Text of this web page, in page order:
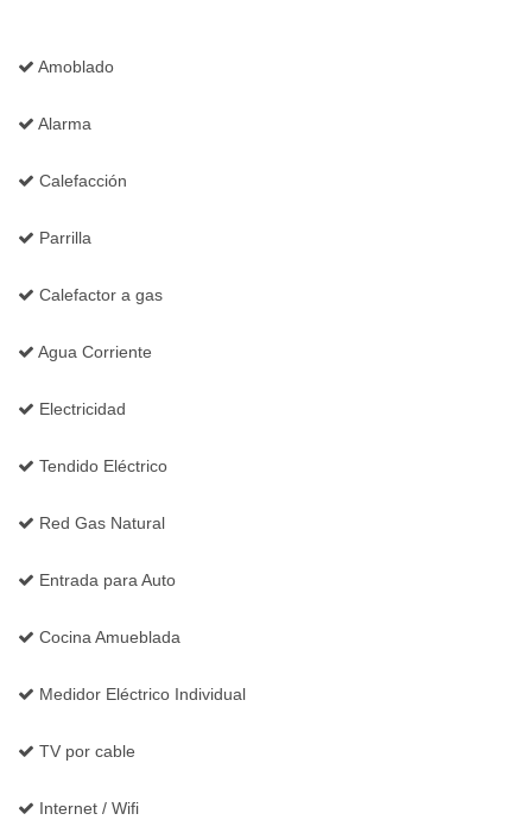
Amoblado
Alarma
Calefacción
Parrilla
Calefactor a gas
Agua Corriente
Electricidad
Tendido Eléctrico
Red Gas Natural
Entrada para Auto
Cocina Amueblada
Medidor Eléctrico Individual
TV por cable
Internet / Wifi